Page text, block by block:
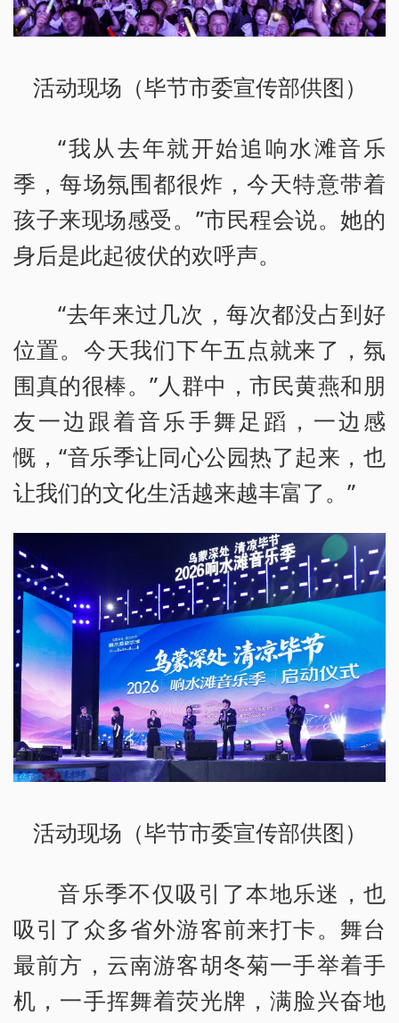
活动现场（毕节市委宣传部供图）
“我从去年就开始追响水滩音乐
季，每场氛围都很炸，今天特意带着
孩子来现场感受。”市民程会说。她的
身后是此起彼伏的欢呼声。
“去年来过几次，每次都没占到好
位置。今天我们下午五点就来了，氛
围真的很棒。”人群中，市民黄燕和朋
友一边跟着音乐手舞足蹈，一边感
慨，“音乐季让同心公园热了起来，也
让我们的文化生活越来越丰富了。”
活动现场（毕节市委宣传部供图）
音乐季不仅吸引了本地乐迷，也
吸引了众多省外游客前来打卡。舞台
最前方，云南游客胡冬菊一手举着手
机，一手挥舞着荧光牌，满脸兴奋地